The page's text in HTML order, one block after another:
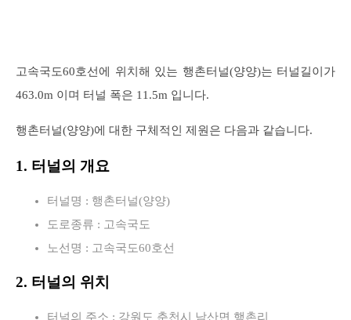
고속국도60호선에 위치해 있는 행촌터널(양양)는 터널길이가
463.0m 이며 터널 폭은 11.5m 입니다.
행촌터널(양양)에 대한 구체적인 제원은 다음과 같습니다.
1. 터널의 개요
터널명 : 행촌터널(양양)
도로종류 : 고속국도
노선명 : 고속국도60호선
2. 터널의 위치
터널의 주소 : 강원도 춘천시 남산면 행촌리